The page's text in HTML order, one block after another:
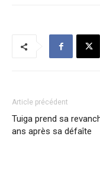
Article précédent
Tuiga prend sa
ans après sa défaîte